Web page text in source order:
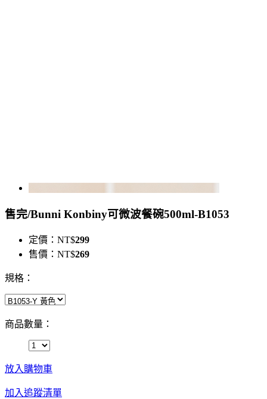
售完/Bunni Konbiny可微波餐碗500ml-B1053
定價： NT$299
售價： NT$269
規格：
商品數量：
放入購物車
加入追蹤清單